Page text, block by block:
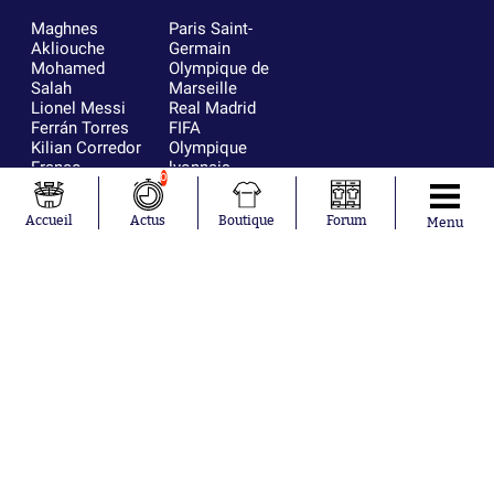
Maghnes
Akliouche
Mohamed
Salah
Lionel Messi
Ferrán Torres
Kilian Corredor
Franco
Mastantuono
Orel Mangala
Rio Mavuba
Paris Saint-
Germain
Olympique de
Marseille
Real Madrid
FIFA
Olympique
lyonnais
AS Monaco
FC Barcelone
Argentine
Accueil
0
Actus Boutique Forum Menu